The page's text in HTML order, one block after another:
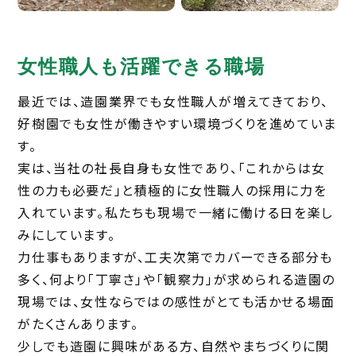
女性職人も活躍できる職場
最近では、造園業界でも女性職人が増えてきており、
好樹園でも女性が働きやすい環境づくりを進めていま
す。
実は、当社の社長自身も女性であり、「これからは女
性の力も必要だ」と積極的に女性職人の採用に力を
入れています。私たちも現場で一緒に働ける日を楽し
みにしています。
力仕事もありますが、工夫次第でカバーできる部分も
多く、何より「丁寧さ」や「観察力」が求められる造園の
現場では、女性ならではの感性がとても活かせる場面
がたくさんあります。
少しでも造園に興味がある方、自然やまちづくりに関